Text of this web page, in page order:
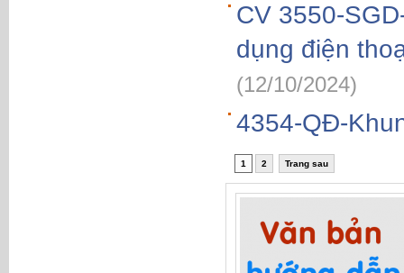
CV 3550-
dụng điện
(12/10/2024)
4354-QĐ-
1 2 Trang sau